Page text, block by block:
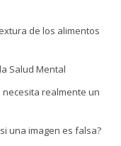
de los alimentos
Salud Mental
realmente un
una imagen es falsa?